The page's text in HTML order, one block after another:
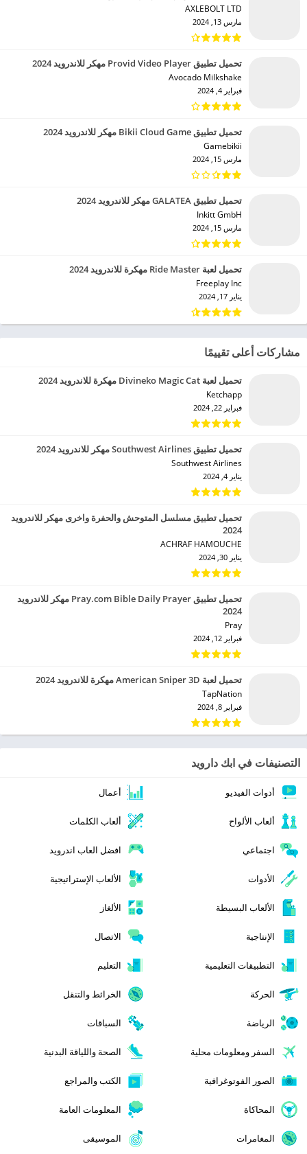
AXLEBOLT LTD‏
مارس 13, 2024
تحميل تطبيق Provid Video Player مهكر للاندرويد 2024
Avocado Milkshake‏
فبراير 4, 2024
تحميل تطبيق Bikii Cloud Game مهكر للاندرويد 2024
Gamebikii‏
مارس 15, 2024
تحميل تطبيق GALATEA مهكر للاندرويد 2024
Inkitt GmbH‏
مارس 15, 2024
تحميل لعبة Ride Master مهكرة للاندرويد 2024
Freeplay Inc‏
يناير 17, 2024
مشاركات أعلى تقييمًا
تحميل لعبة Divineko Magic Cat مهكرة للاندرويد 2024
Ketchapp‏
فبراير 22, 2024
تحميل تطبيق Southwest Airlines مهكر للاندرويد 2024
Southwest Airlines‏
يناير 4, 2024
تحميل تطبيق مسلسل المتوحش والحفرة واخرى مهكر للاندرويد
2024
ACHRAF HAMOUCHE‏
يناير 30, 2024
تحميل تطبيق Pray.com Bible Daily Prayer مهكر للاندرويد
2024
Pray‏
فبراير 12, 2024
تحميل لعبة American Sniper 3D مهكرة للاندرويد 2024
TapNation‏
فبراير 8, 2024
التصنيفات في ابك دارويد
أدوات الفيديو أعمال
ألعاب الألواح ألعاب الكلمات
اجتماعي افضل العاب اندرويد
الأدوات الألعاب الإستراتيجية
الألعاب البسيطة الألغاز
الإنتاجية الاتصال
التطبيقات التعليمية التعليم
الحركة الخرائط والتنقل
الرياضة السباقات
السفر ومعلومات محلية الصحة واللياقة البدنية
الصور الفوتوغرافية الكتب والمراجع
المحاكاة المعلومات العامة
المغامرات الموسيقى